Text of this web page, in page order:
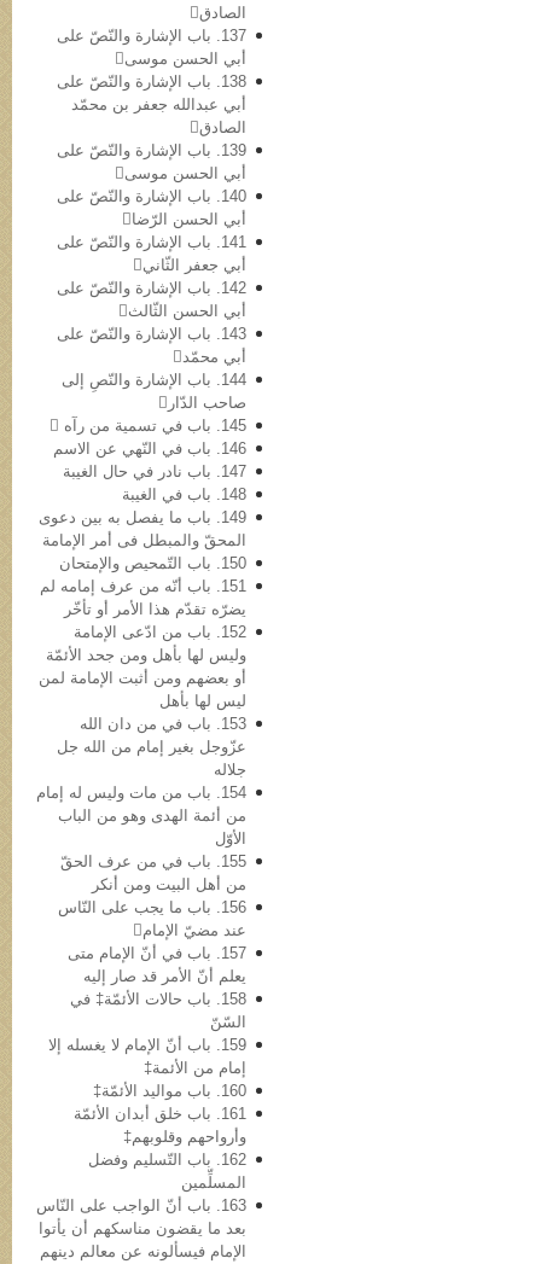
الصادق
137. باب الإشارة والنّصّ علی
أبي الحسن موسی
138. باب الإشارة والنّصّ علی
أبي عبدالله جعفر بن محمّد
الصادق
139. باب الإشارة والنّصّ علی
أبي الحسن موسی
140. باب الإشارة والنّصّ علی
أبي الحسن الرّضا
141. باب الإشارة والنّصّ علی
أبي جعفر الثّاني
142. باب الإشارة والنّصّ علی
أبي الحسن الثّالث
143. باب الإشارة والنّصّ علی
أبي محمّد
144. باب الإشارة والنّصِ إلی
صاحب الدّار
145. باب في تسمیة من رآه 
146. باب في النّهي عن الاسم
147. باب نادر في حال الغیبة
148. باب في الغیبة
149. باب ما یفصل به بین دعوی
المحقّ والمبطل فی أمر الإمامة
150. باب التّمحیص والإمتحان
151. باب أنّه من عرف إمامه لم
یضرّه تقدّم هذا الأمر أو تأخّر
152. باب من ادّعی الإمامة
ولیس لها بأهل ومن جحد الأئمّة
أو بعضهم ومن أثبت الإمامة لمن
لیس لها بأهل
153. باب في من دان الله
عزّوجل بغیر إمام من الله جل
جلاله
154. باب من مات ولیس له إمام
من أئمة الهدی وهو من الباب
الأوّل
155. باب في من عرف الحقّ
من أهل البیت ومن أنکر
156. باب ما یجب على النّاس
عند مضيّ الإمام
157. باب في أنّ الإمام متی
یعلم أنّ الأمر قد صار إلیه
158. باب حالات الأئمّة‡ في
السّنّ
159. باب أنّ الإمام لا یغسله إلا
إمام من الأئمة‡
160. باب موالید الأئمّة‡
161. باب خلق أبدان الأئمّة
وأرواحهم وقلوبهم‡
162. باب التّسلیم وفضل
المسلِّمین
163. باب أنّ الواجب علی النّاس
بعد ما یقضون مناسکهم أن یأتوا
الإمام فیسألونه عن معالم دینهم